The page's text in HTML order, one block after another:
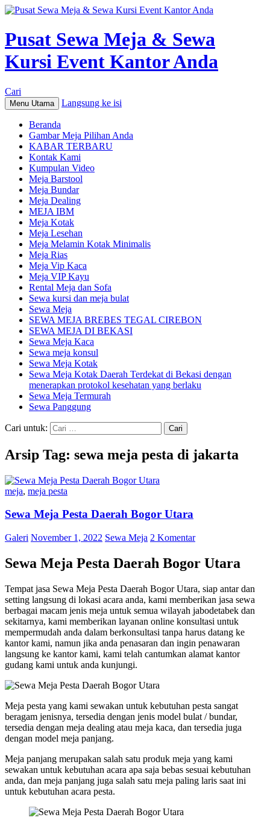
Pusat Sewa Meja & Sewa
Kursi Event Kantor Anda
Cari
Menu Utama Langsung ke isi
Beranda
Gambar Meja Pilihan Anda
KABAR TERBARU
Kontak Kami
Kumpulan Video
Meja Barstool
Meja Bundar
Meja Dealing
MEJA IBM
Meja Kotak
Meja Lesehan
Meja Melamin Kotak Minimalis
Meja Rias
Meja Vip Kaca
Meja VIP Kayu
Rental Meja dan Sofa
Sewa kursi dan meja bulat
Sewa Meja
SEWA MEJA BREBES TEGAL CIREBON
SEWA MEJA DI BEKASI
Sewa Meja Kaca
Sewa meja konsul
Sewa Meja Kotak
Sewa Meja Kotak Daerah Terdekat di Bekasi dengan
menerapkan protokol kesehatan yang berlaku
Sewa Meja Termurah
Sewa Panggung
Cari untuk:
Arsip Tag: sewa meja pesta di jakarta
meja, meja pesta
Sewa Meja Pesta Daerah Bogor Utara
Galeri November 1, 2022 Sewa Meja 2 Komentar
Sewa Meja Pesta Daerah Bogor Utara
Tempat jasa Sewa Meja Pesta Daerah Bogor Utara, siap antar dan
setting langsung di lokasi acara anda, kami memberikan jasa sewa
berbagai macam jenis meja untuk semua wilayah jabodetabek dan
sekitarnya, kami memberikan layanan online konsultasi untuk
mempermudah anda dalam berkonsultasi tanpa harus datang ke
kantor kami, namun jika anda penasaran dan ingin penawaran
langsung ke kantor kami, kami telah cantumkan alamat kantor
gudang kami untuk anda kunjungi.
Meja pesta yang kami sewakan untuk kebutuhan pesta sangat
beragam jenisnya, tersedia dengan jenis model bulat / bundar,
tersedia dengan meja dealing atau meja kaca, dan tersedia juga
dengan model meja panjang.
Meja panjang merupakan salah satu produk meja yang kami
sewakan untuk kebutuhan acara apa saja bebas sesuai kebutuhan
anda, dan meja panjang juga salah satu meja paling laris saat ini
untuk kebutuhan acara pesta.